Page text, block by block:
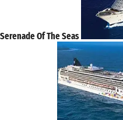
Serenade Of The Seas